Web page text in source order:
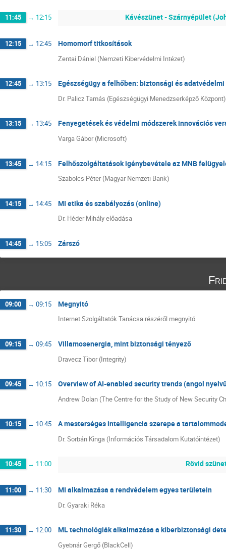
11:45 → 12:15 Kávészünet - Szárnyépület
12:15 → 12:45 Homomorf titkosítások
Zentai Dániel (Nemzeti Kibervédelmi Intézet)
12:45 → 13:15 Egészségügy a felhőben: biztonsági és
Dr. Palicz Tamás (Egészségügyi Menedzserképző Központ)
13:15 → 13:45 Fenyegetések és védelmi módszerek innovációs
Varga Gábor (Microsoft)
13:45 → 14:15 Felhőszolgáltatások igénybevétele az MNB
Szabolcs Péter (Magyar Nemzeti Bank)
14:15 → 14:45 MI etika és szabályozás (online)
Dr. Héder Mihály előadása
14:45 → 15:05 Zárszó
09:00 → 09:15 Megnyitó
Internet Szolgáltatók Tanácsa részéről megnyitó
09:15 → 09:45 Villamosenergia, mint biztonsági tényező
Dravecz Tibor (Integrity)
09:45 → 10:15 Overview of AI-enabled security trends (angol
Andrew Dolan (The Centre for the Study of New Security
10:15 → 10:45 A mesterséges intelligencia szerepe a
Dr. Sorbán Kinga (Információs Társadalom Kutatóintézet)
10:45 → 11:00 Rövid
11:00 → 11:30 MI alkalmazása a rendvédelem egyes területein
Dr. Gyaraki Réka
11:30 → 12:00 ML technológiák alkalmazása a kiberbiztonsági
Gyebnár Gergő (BlackCell)